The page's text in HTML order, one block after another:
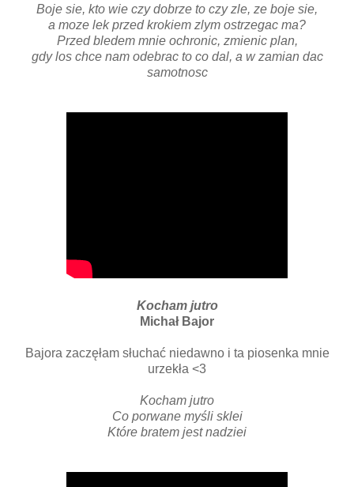
Boje sie, kto wie czy dobrze to czy zle, ze boje sie,
a moze lek przed krokiem zlym ostrzegac ma?
Przed bledem mnie ochronic, zmienic plan,
gdy los chce nam odebrac to co dal, a w zamian dac
samotnosc
Kocham jutro
Michał Bajor
Bajora zaczęłam słuchać niedawno i ta piosenka mnie
urzekła <3
Kocham jutro
Co porwane myśli sklei
Które bratem jest nadziei